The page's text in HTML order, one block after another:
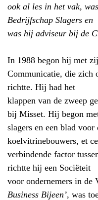
ook al les in het vak,
Bedrijfschap Slagers en
was hij adviseur bij de
In 1988 begon hij met
Communicatie, die zich
richtte. Hij had het
klappen van de zweep
bij Misset. Hij begon
slagers en een blad
koelvitrinebouwers, et
verbindende factor
richtte hij een Sociëteit
voor ondernemers in de
Business Bijeen’, was